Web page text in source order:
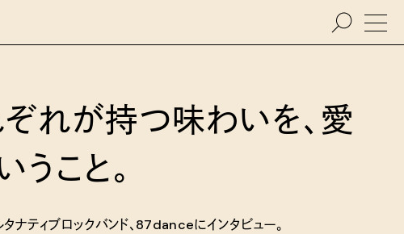
れが持つ味わいを、愛
うこと。
ナティブロックバンド、87danceにインタビュー。